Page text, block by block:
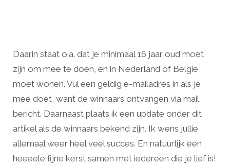
Daarin staat o.a. dat je minimaal 16 jaar oud moet
zijn om mee te doen, en in Nederland of België
moet wonen. Vul een geldig e-mailadres in als je
mee doet, want de winnaars ontvangen via mail
bericht. Daarnaast plaats ik een update onder dit
artikel als de winnaars bekend zijn. Ik wens jullie
allemaal weer heel veel succes. En natuurlijk een
heeeele fijne kerst samen met iedereen die je lief is!